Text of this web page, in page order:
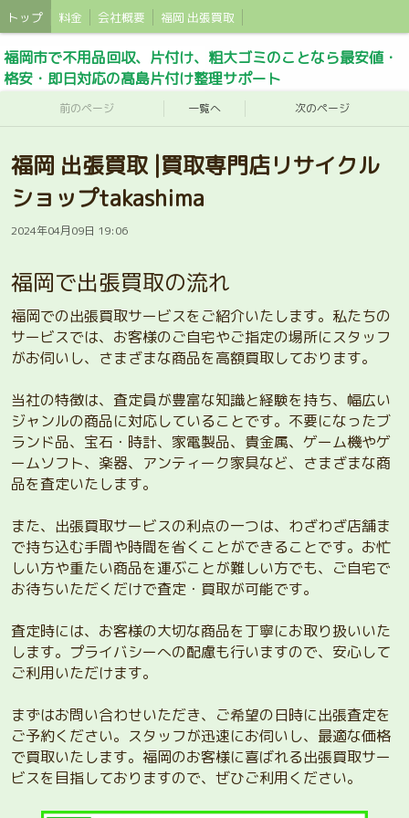
トップ 料金 会社概要 福岡 出張買取
福岡市で不用品回収、片付け、粗大ゴミのことなら最安値・
格安・即日対応の髙島片付け整理サポート
前のページ 一覧へ 次のページ
福岡 出張買取 |買取専門店リサイクル
ショップtakashima
2024年04月09日 19:06
福岡で出張買取の流れ
福岡での出張買取サービスをご紹介いたします。私たちの
サービスでは、お客様のご自宅やご指定の場所にスタッフ
がお伺いし、さまざまな商品を高額買取しております。
当社の特徴は、査定員が豊富な知識と経験を持ち、幅広い
ジャンルの商品に対応していることです。不要になったブ
ランド品、宝石・時計、家電製品、貴金属、ゲーム機やゲ
ームソフト、楽器、アンティーク家具など、さまざまな商
品を査定いたします。
また、出張買取サービスの利点の一つは、わざわざ店舗ま
で持ち込む手間や時間を省くことができることです。お忙
しい方や重たい商品を運ぶことが難しい方でも、ご自宅で
お待ちいただくだけで査定・買取が可能です。
査定時には、お客様の大切な商品を丁寧にお取り扱いいた
します。プライバシーへの配慮も行いますので、安心して
ご利用いただけます。
まずはお問い合わせいただき、ご希望の日時に出張査定を
ご予約ください。スタッフが迅速にお伺いし、最適な価格
で買取いたします。福岡のお客様に喜ばれる出張買取サー
ビスを目指しておりますので、ぜひご利用ください。